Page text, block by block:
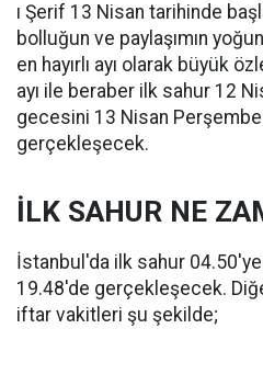
ı Şerif 13 Nisan tarihinde
bolluğun ve paylaşımın yoğun
en hayırlı ayı olarak büyük
ayı ile beraber ilk sahur 12
gecesini 13 Nisan
gerçekleşecek.
İLK SAHUR NE
İstanbul'da ilk sahur
19.48'de gerçekleşecek.
iftar vakitleri şu şekilde;